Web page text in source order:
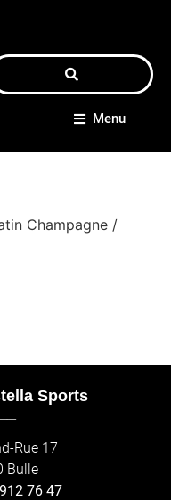
Menu
Champagne /
Sports
Rue 17
Bulle
76 47